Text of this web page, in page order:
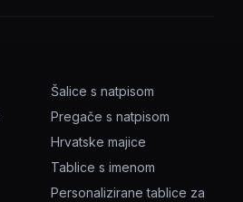
Šalice s natpisom
Pregače s natpisom
Hrvatske majice
Tablice s imenom
Personalizirane tablice za